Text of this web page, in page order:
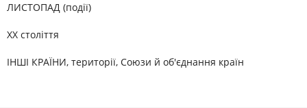
ЛИСТОПАД (події)
XX століття
ІНШІ КРАЇНИ, території, Союзи й об'єднання країн